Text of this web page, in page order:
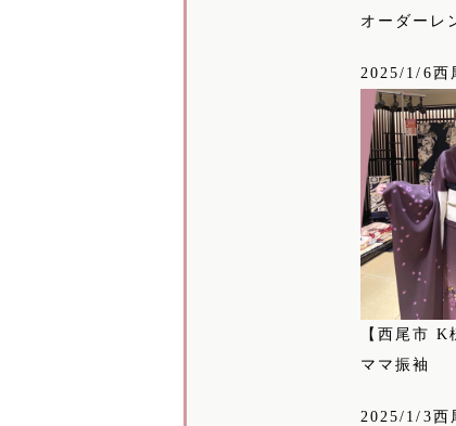
オーダーレ
2025/1/6西
【西尾市
ママ振袖
2025/1/3西